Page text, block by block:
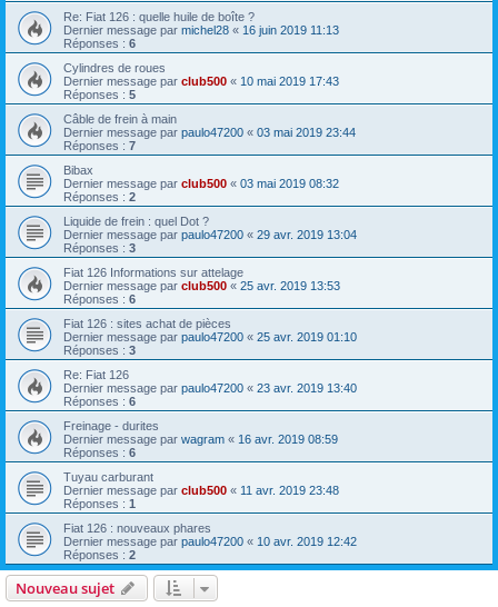
Re: Fiat 126 : quelle huile de boîte ?
Dernier message par michel28 « 16 juin 2019 11:13
Réponses : 6
Cylindres de roues
Dernier message par club500 « 10 mai 2019 17:43
Réponses : 5
Câble de frein à main
Dernier message par paulo47200 « 03 mai 2019 23:44
Réponses : 7
Bibax
Dernier message par club500 « 03 mai 2019 08:32
Réponses : 2
Liquide de frein : quel Dot ?
Dernier message par paulo47200 « 29 avr. 2019 13:04
Réponses : 3
Fiat 126 Informations sur attelage
Dernier message par club500 « 25 avr. 2019 13:53
Réponses : 6
Fiat 126 : sites achat de pièces
Dernier message par paulo47200 « 25 avr. 2019 01:10
Réponses : 3
Re: Fiat 126
Dernier message par paulo47200 « 23 avr. 2019 13:40
Réponses : 6
Freinage - durites
Dernier message par wagram « 16 avr. 2019 08:59
Réponses : 6
Tuyau carburant
Dernier message par club500 « 11 avr. 2019 23:48
Réponses : 1
Fiat 126 : nouveaux phares
Dernier message par paulo47200 « 10 avr. 2019 12:42
Réponses : 2
Nouveau sujet